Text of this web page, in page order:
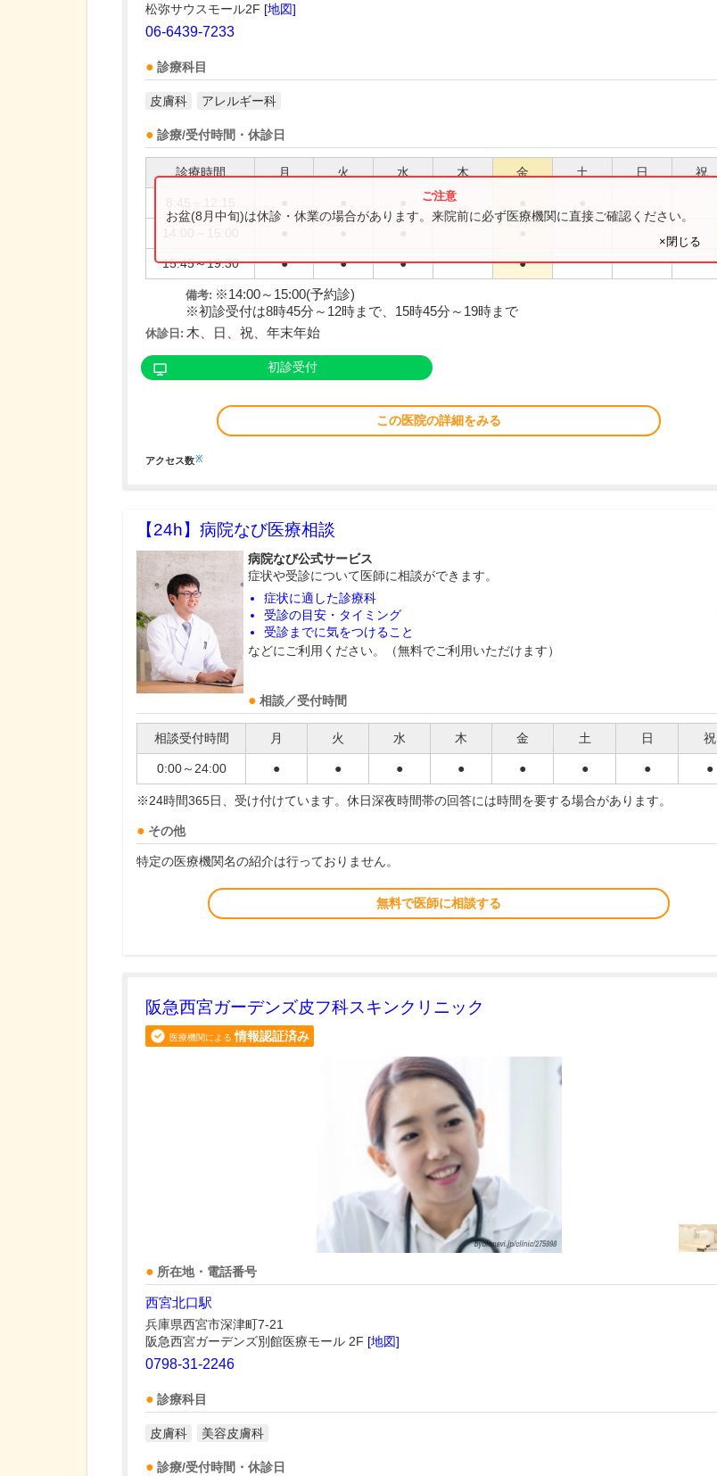
松弥サウスモール2F [地図]
06-6439-7233
診療科目
皮膚科 アレルギー科
診療/受付時間・休診日
診療時間 月 火 水 木 金 土 日 祝
15:45～19:30 ● ● ● ●
お盆(8月中旬)は休診・休業の場合があります。来院前に必ず医療機関に直接ご確認ください。
×閉じる
備考: ※14:00～15:00(予約診)
※初診受付は8時45分～12時まで、15時45分～19時まで
休診日: 木、日、祝、年末年始
初診受付
この医院の詳細をみる
アクセス数※
【24h】 病院なび医療相談
病院なび公式サービス
症状や受診について医師に相談ができます。
症状に適した診療科
受診の目安・タイミング
受診までに気をつけること
などにご利用ください。（無料でご利用いただけます）
相談／受付時間
相談受付時間 月 火 水 木 金 土 日 祝
0:00～24:00 ● ● ● ● ● ● ● ●
※24時間365日、受け付けています。休日深夜時間帯の回答には時間を要する場合があります。
その他
特定の医療機関名の紹介は行っておりません。
無料で医師に相談する
阪急西宮ガーデンズ皮フ科スキンクリニック
医療機関による 情報認証済み
所在地・電話番号
西宮北口駅
兵庫県西宮市深津町7-21
阪急西宮ガーデンズ別館医療モール 2F [地図]
0798-31-2246
診療科目
皮膚科 美容皮膚科
診療/受付時間・休診日